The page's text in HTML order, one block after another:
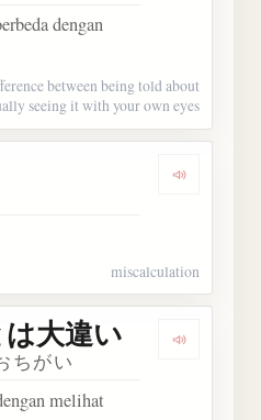
dengan
between being told about
seeing it with your own eyes
miscalculation
大違い
ちがい
melihat